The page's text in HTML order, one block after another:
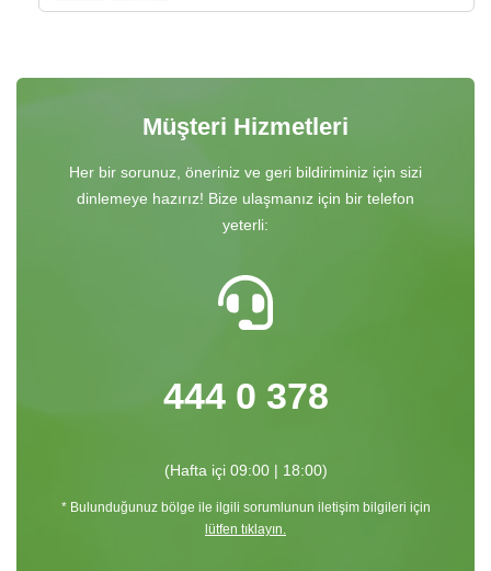
Müşteri Hizmetleri
Her bir sorunuz, öneriniz ve geri bildiriminiz için sizi
dinlemeye hazırız! Bize ulaşmanız için bir telefon
yeterli:
444 0 378
(Hafta içi 09:00 | 18:00)
* Bulunduğunuz bölge ile ilgili sorumlunun iletişim bilgileri için
lütfen tıklayın.